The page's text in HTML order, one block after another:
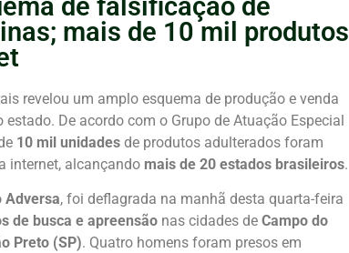
de falsificação de
mais de 10 mil produtos
revelou um amplo esquema de produção e venda
De acordo com o Grupo de Atuação Especial
10 mil unidades de produtos adulterados foram
internet, alcançando mais de 20 estados brasileiros.
Adversa, foi deflagrada na manhã desta quarta-feira
de busca e apreensão nas cidades de Campo do
Preto (SP). Quatro homens foram presos em